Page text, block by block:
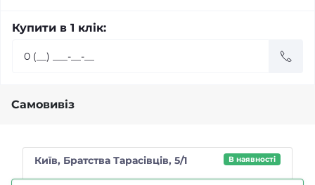
Купити в 1 клік:
Самовивіз
Київ, Братства Тарасівців, 5/1 В наявності